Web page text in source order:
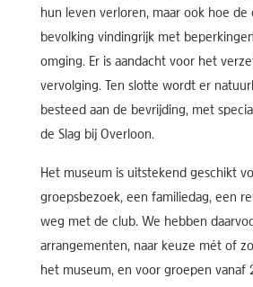
hun leven verloren, maar ook hoe de
bevolking vindingrijk met
omging. Er is aandacht voor het
vervolging. Ten slotte wordt er
besteed aan de bevrijding, met
de Slag bij Overloon.
Het museum is uitstekend geschikt
groepsbezoek, een familiedag, een
weg met de club. We hebben
arrangementen, naar keuze mét of
het museum, en voor groepen vanaf